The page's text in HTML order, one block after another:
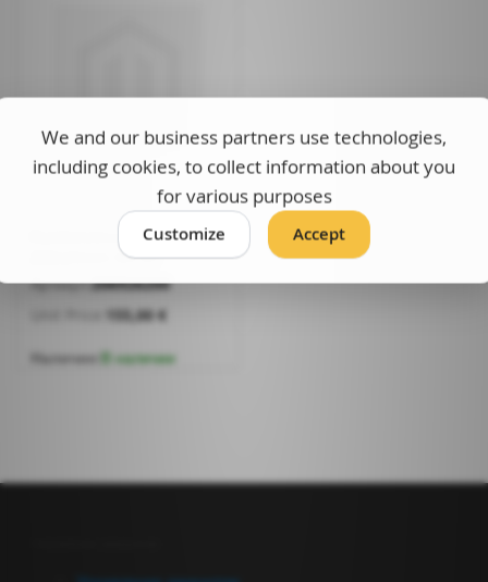
We and our business partners use technologies,
including cookies, to collect information about you
for various purposes
Customize Accept
Punktelektoodihoidja MK2
200x25mm NR.69
Артикул:206926200
155,00 €
Наличие: В наличии